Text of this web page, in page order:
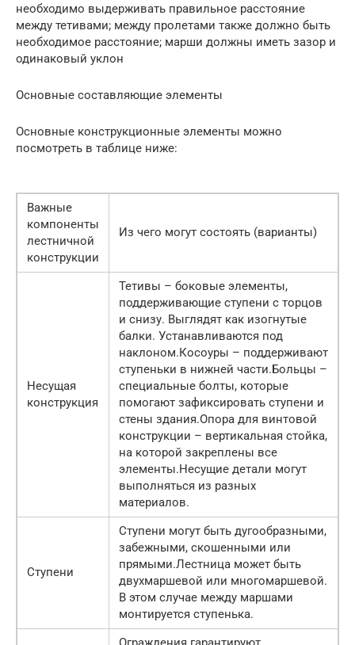
необходимо выдерживать правильное расстояние
между тетивами; между пролетами также должно быть
необходимое расстояние; марши должны иметь зазор и
одинаковый уклон
Основные составляющие элементы
Основные конструкционные элементы можно
посмотреть в таблице ниже:
Важные
компоненты
лестничной
конструкции
Из чего могут состоять (варианты)
Несущая
конструкция
Тетивы – боковые элементы,
поддерживающие ступени с торцов
и снизу. Выглядят как изогнутые
балки. Устанавливаются под
наклоном.Косоуры – поддерживают
ступеньки в нижней части.Больцы –
специальные болты, которые
помогают зафиксировать ступени и
стены здания.Опора для винтовой
конструкции – вертикальная стойка,
на которой закреплены все
элементы.Несущие детали могут
выполняться из разных
материалов.
Ступени
Ступени могут быть дугообразными,
забежными, скошенными или
прямыми.Лестница может быть
двухмаршевой или многомаршевой.
В этом случае между маршами
монтируется ступенька.